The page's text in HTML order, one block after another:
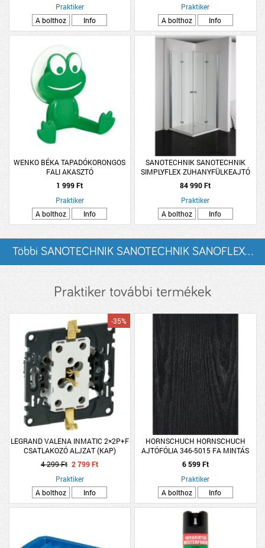
Praktiker
A bolthoz
Info
Praktiker
A bolthoz
Info
WENKO BÉKA TAPADÓKORONGOS
FALI AKASZTÓ
1 999 Ft
Praktiker
A bolthoz
Info
SANOTECHNIK SANOTECHNIK
SIMPLYFLEX ZUHANYFÜLKEAJTÓ
90X195 CM 5MM VÍZTISZTA, KRÓM
PROFIL, CSUKLÓ
84 990 Ft
Praktiker
A bolthoz
Info
Többi SANOTECHNIK SANOTECHNIK SANOFLEX...
Praktiker további termékek
LEGRAND VALENA INMATIC 2×2P+F
CSATLAKOZÓ ALJZAT (KAP)
-35%
4 299 Ft 2 799 Ft
Praktiker
A bolthoz
Info
HORNSCHUCH HORNSCHUCH
AJTÓFÓLIA 346-5015 FA MINTÁS
0,9X2,1M
6 599 Ft
Praktiker
A bolthoz
Info